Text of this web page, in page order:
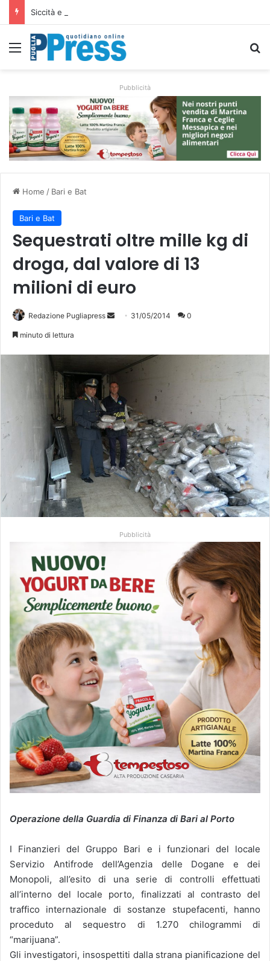
Menu
Pubblicità
Home / Bari e Bat
Bari e Bat
Sequestrati oltre mille kg di
droga, dal valore di 13
milioni di euro
Redazione Pugliapress
u
n
'
e
m
a
i
l
31/05/2014 0
minuto di lettura
Pubblicità
Operazione della Guardia di Finanza di Bari al Porto
I Finanzieri del Gruppo Bari e i funzionari del locale
Servizio Antifrode dell’Agenzia delle Dogane e dei
Monopoli, all’esito di una serie di controlli effettuati
all’interno del locale porto, finalizzati al contrasto del
traffico internazionale di sostanze stupefacenti, hanno
proceduto al sequestro di 1.270 chilogrammi di
“marijuana”.
Gli investigatori, insospettiti dalla strana pianificazione del